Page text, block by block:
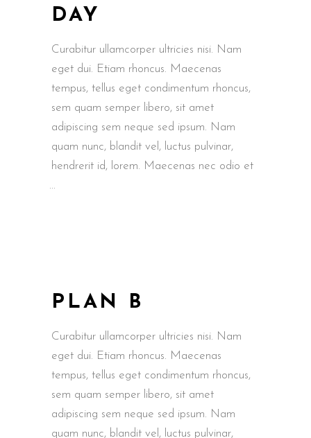
DAY
Curabitur ullamcorper ultricies nisi. Nam
eget dui. Etiam rhoncus. Maecenas
tempus, tellus eget condimentum rhoncus,
sem quam semper libero, sit amet
adipiscing sem neque sed ipsum. Nam
quam nunc, blandit vel, luctus pulvinar,
hendrerit id, lorem. Maecenas nec odio et
PLAN B
Curabitur ullamcorper ultricies nisi. Nam
eget dui. Etiam rhoncus. Maecenas
tempus, tellus eget condimentum rhoncus,
sem quam semper libero, sit amet
adipiscing sem neque sed ipsum. Nam
quam nunc, blandit vel, luctus pulvinar,